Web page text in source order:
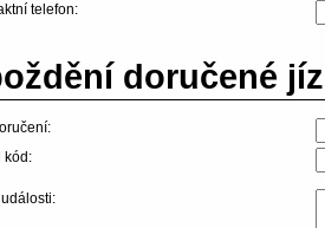
telefon:
doručené
kód: